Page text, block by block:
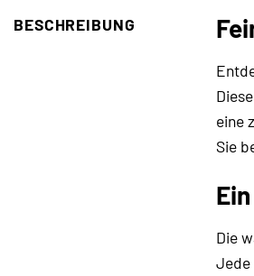
BESCHREIBUNG
eine
Sie
Die
Jede